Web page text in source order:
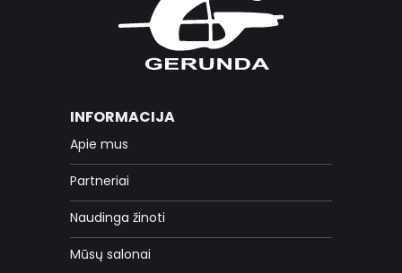
INFORMACIJA
Apie mus
Partneriai
Naudinga žinoti
Mūsų salonai